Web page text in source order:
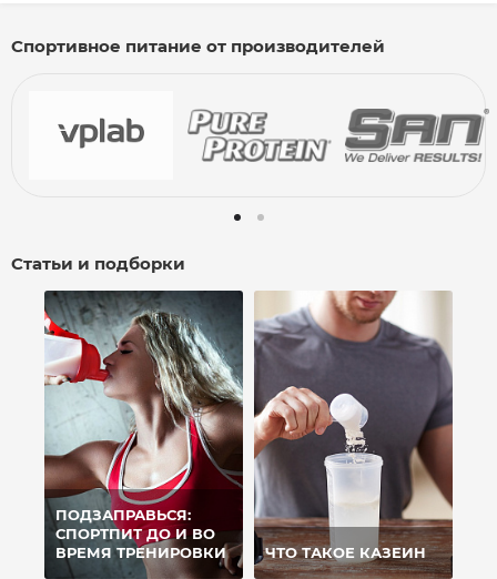
Спортивное питание от производителей
Статьи и подборки
ПОДЗАПРАВЬСЯ:
СПОРТПИТ ДО И ВО
ВРЕМЯ ТРЕНИРОВКИ
ЧТО ТАКОЕ КАЗЕИН